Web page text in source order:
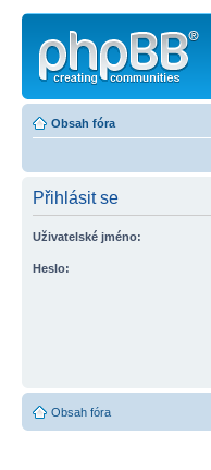
Obsah fóra
Přihlásit se
Uživatelské jméno:
Heslo:
Obsah fóra